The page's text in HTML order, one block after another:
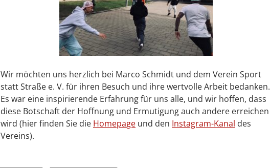
Wir möchten uns herzlich bei Marco Schmidt und dem Verein Sport
statt Straße e. V. für ihren Besuch und ihre wertvolle Arbeit bedanken.
Es war eine inspirierende Erfahrung für uns alle, und wir hoffen, dass
diese Botschaft der Hoffnung und Ermutigung auch andere erreichen
wird (hier finden Sie die Homepage und den Instagram-Kanal des
Vereins).